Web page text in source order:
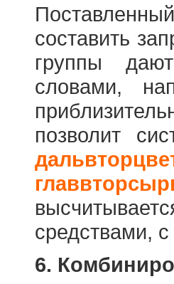
составить
группы
словами,
позволит
средствами,
6.